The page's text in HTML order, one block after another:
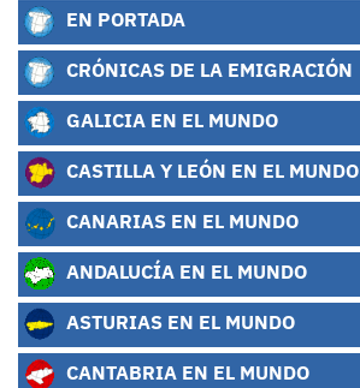
EN PORTADA
CRÓNICAS DE LA EMIGRACIÓN
GALICIA EN EL MUNDO
CASTILLA Y LEÓN EN EL MUNDO
CANARIAS EN EL MUNDO
ANDALUCÍA EN EL MUNDO
ASTURIAS EN EL MUNDO
CANTABRIA EN EL MUNDO